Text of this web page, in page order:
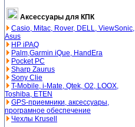
Аксессуары для КПК
Casio, Mitac, Rover, DELL, ViewSonic,
Asus
HP iPAQ
Palm,Garmin iQue, HandEra
Pocket PC
Sharp Zaurus
Sony Clie
T-Mobile, i-Mate, Qtek, O2, LOOX,
Toshiba, ETEN
GPS-приемники, аксессуары,
програмное обеспечение
Чехлы Krusell